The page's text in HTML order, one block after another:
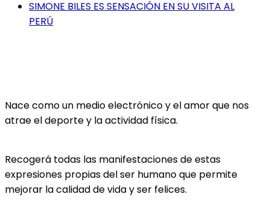
SIMONE BILES ES SENSACIÓN EN SU VISITA AL
PERÚ
Nace como un medio electrónico y el amor que nos
atrae el deporte y la actividad física.
Recogerá todas las manifestaciones de estas
expresiones propias del ser humano que permite
mejorar la calidad de vida y ser felices.